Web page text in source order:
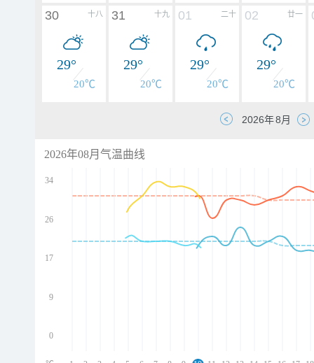
十八
30
29°
20℃
十九
31
29°
20℃
二十
01
29°
20℃
廿一
02
29°
20℃
2026年08月气温曲线
34
26
17
9
0